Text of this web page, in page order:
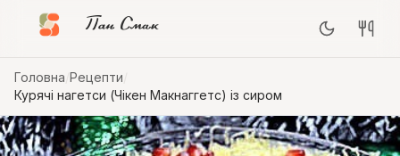
Пан Смак
Головна Рецепти
Курячі нагетси (Чікен Макнаггетс) із сиром